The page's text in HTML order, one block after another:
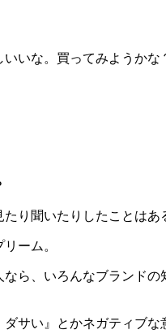
いな。買ってみようかな
り聞いたりしたことはあ
ーム。
ら、いろんなブランド
サい』 とかネガティブな